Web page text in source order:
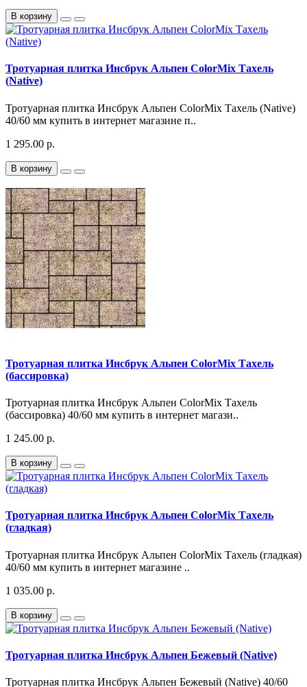
В корзину
Тротуарная плитка Инсбрук Альпен ColorMix Тахель
(Native)
Тротуарная плитка Инсбрук Альпен ColorMix Тахель (Native)
40/60 мм купить в интернет магазине п..
1 295.00 р.
В корзину
Тротуарная плитка Инсбрук Альпен ColorMix Тахель
(бассировка)
Тротуарная плитка Инсбрук Альпен ColorMix Тахель
(бассировка) 40/60 мм купить в интернет магази..
1 245.00 р.
В корзину
Тротуарная плитка Инсбрук Альпен ColorMix Тахель
(гладкая)
Тротуарная плитка Инсбрук Альпен ColorMix Тахель (гладкая)
40/60 мм купить в интернет магазине ..
1 035.00 р.
В корзину
Тротуарная плитка Инсбрук Альпен Бежевый (Native)
Тротуарная плитка Инсбрук Альпен Бежевый (Native) 40/60